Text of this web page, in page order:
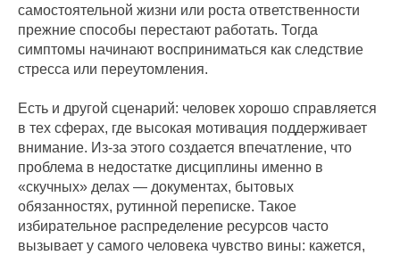
самостоятельной жизни или роста ответственности
прежние способы перестают работать. Тогда
симптомы начинают восприниматься как следствие
стресса или переутомления.
Есть и другой сценарий: человек хорошо справляется
в тех сферах, где высокая мотивация поддерживает
внимание. Из-за этого создается впечатление, что
проблема в недостатке дисциплины именно в
«скучных» делах — документах, бытовых
обязанностях, рутинной переписке. Такое
избирательное распределение ресурсов часто
вызывает у самого человека чувство вины: кажется,